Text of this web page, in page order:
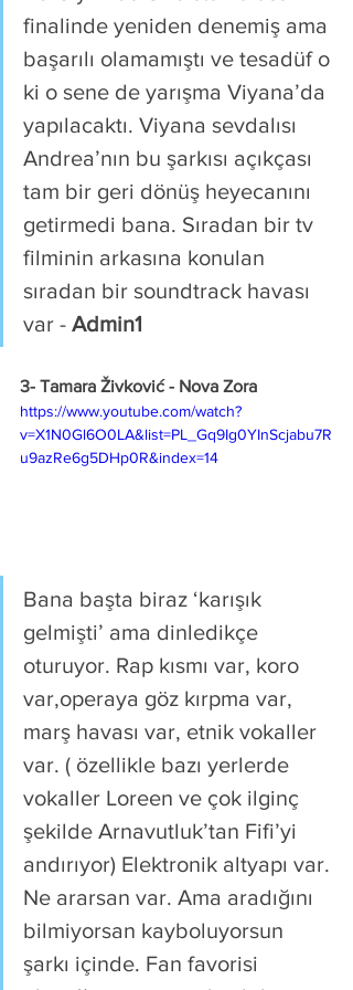
finalinde yeniden denemiş ama
başarılı olamamıştı ve tesadüf o
ki o sene de yarışma Viyana’da
yapılacaktı. Viyana sevdalısı
Andrea’nın bu şarkısı açıkçası
tam bir geri dönüş heyecanını
getirmedi bana. Sıradan bir tv
filminin arkasına konulan
sıradan bir soundtrack havası
var - Admin1
3- Tamara Živković - Nova Zora
https://www.youtube.com/watch?
v=X1N0Gl6O0LA&list=PL_Gq9Ig0YInScjabu7R
u9azRe6g5DHp0R&index=14
Bana başta biraz ‘karışık
gelmişti’ ama dinledikçe
oturuyor. Rap kısmı var, koro
var,operaya göz kırpma var,
marş havası var, etnik vokaller
var. ( özellikle bazı yerlerde
vokaller Loreen ve çok ilginç
şekilde Arnavutluk’tan Fifi’yi
andırıyor) Elektronik altyapı var.
Ne ararsan var. Ama aradığını
bilmiyorsan kayboluyorsun
şarkı içinde. Fan favorisi